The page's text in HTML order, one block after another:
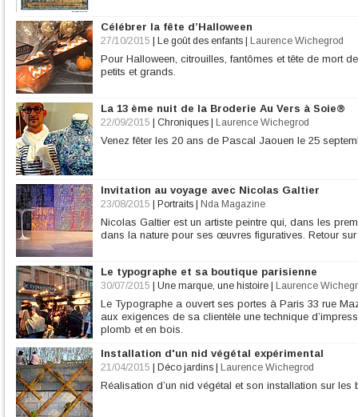
Célébrer la fête d’Halloween
27/10/2015 Le goût des enfants Laurence Wichegrod
Pour Halloween, citrouilles, fantômes et tête de mort
petits et grands.
La 13 ème nuit de la Broderie Au Vers à Soie®
22/09/2015 Chroniques Laurence Wichegrod
Venez fêter les 20 ans de Pascal Jaouen le 25
Invitation au voyage avec Nicolas Galtier
23/08/2015 Portraits Nda Magazine
Nicolas Galtier est un artiste peintre qui, dans les
dans la nature pour ses œuvres figuratives. Retour
Le typographe et sa boutique parisienne
30/07/2015 Une marque, une histoire Laurence
Le Typographe a ouvert ses portes à Paris 33 rue
aux exigences de sa clientèle une technique
plomb et en bois.
Installation d'un nid végétal expérimental
21/04/2015 Déco jardins Laurence Wichegrod
Réalisation d’un nid végétal et son installation sur les